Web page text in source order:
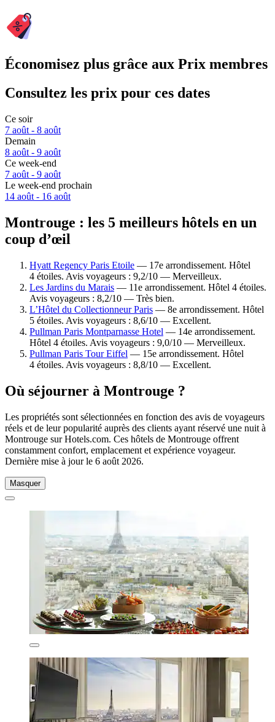
Économisez plus grâce aux Prix membres
Consultez les prix pour ces dates
Ce soir
7 août - 8 août
Demain
8 août - 9 août
Ce week-end
7 août - 9 août
Le week-end prochain
14 août - 16 août
Montrouge : les 5 meilleurs hôtels en un
coup d’œil
Hyatt Regency Paris Etoile — 17e arrondissement. Hôtel
4 étoiles. Avis voyageurs : 9,2/10 — Merveilleux.
Les Jardins du Marais — 11e arrondissement. Hôtel 4 étoiles.
Avis voyageurs : 8,2/10 — Très bien.
L’Hôtel du Collectionneur Paris — 8e arrondissement. Hôtel
5 étoiles. Avis voyageurs : 8,6/10 — Excellent.
Pullman Paris Montparnasse Hotel — 14e arrondissement.
Hôtel 4 étoiles. Avis voyageurs : 9,0/10 — Merveilleux.
Pullman Paris Tour Eiffel — 15e arrondissement. Hôtel
4 étoiles. Avis voyageurs : 8,8/10 — Excellent.
Où séjourner à Montrouge ?
Les propriétés sont sélectionnées en fonction des avis de voyageurs
réels et de leur popularité auprès des clients ayant réservé une nuit à
Montrouge sur Hotels.com. Ces hôtels de Montrouge offrent
constamment confort, emplacement et expérience voyageur.
Dernière mise à jour le 6 août 2026.
Masquer